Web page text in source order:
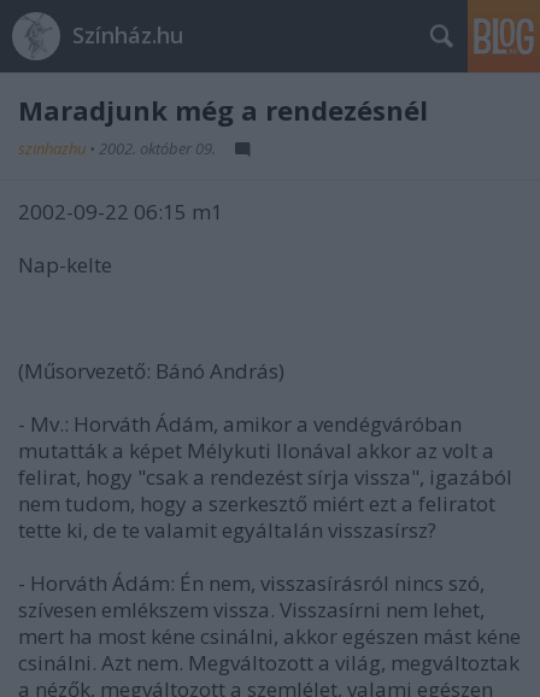
Színház.hu
Maradjunk még a rendezésnél
szinhazhu • 2002. október 09.
2002-09-22 06:15 m1
Nap-kelte
(Műsorvezető: Bánó András)
- Mv.: Horváth Ádám, amikor a vendégváróban
mutatták a képet Mélykuti Ilonával akkor az volt a
felirat, hogy "csak a rendezést sírja vissza", igazából
nem tudom, hogy a szerkesztő miért ezt a feliratot
tette ki, de te valamit egyáltalán visszasírsz?
- Horváth Ádám: Én nem, visszasírásról nincs szó,
szívesen emlékszem vissza. Visszasírni nem lehet,
mert ha most kéne csinálni, akkor egészen mást kéne
csinálni. Azt nem. Megváltozott a világ, megváltoztak
a nézők, megváltozott a szemlélet, valami egészen